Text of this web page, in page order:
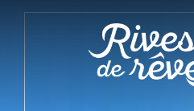
Panneau de gestion des cookies